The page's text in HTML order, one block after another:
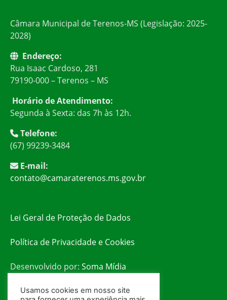
Câmara Municipal de Terenos-MS (Legislação: 2025-
2028)
Endereço:
Rua Isaac Cardoso, 281
79190-000 – Terenos – MS
Horário de Atendimento:
Segunda à Sexta: das 7h às 12h.
Telefone:
(67) 99239-3484
E-mail:
contato@camaraterenos.ms.gov.br
Lei Geral de Proteção de Dados
Política de Privacidade e Cookies
Desenvolvido por: Soma Mídia
Usamos cookies em nosso site